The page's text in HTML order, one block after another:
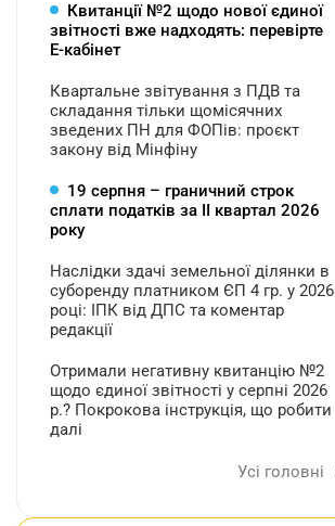
Квитанції №2 щодо нової єдиної
звітності вже надходять: перевірте
Е-кабінет
Квартальне звітування з ПДВ та
складання тільки щомісячних
зведених ПН для ФОПів: проєкт
закону від Мінфіну
19 серпня – граничний строк
сплати податків за ІI квартал 2026
року
Наслідки здачі земельної ділянки в
суборенду платником ЄП 4 гр. у 2026
році: ІПК від ДПС та коментар
редакції
Отримали негативну квитанцію №2
щодо єдиної звітності у серпні 2026
р.? Покрокова інструкція, що робити
далі
Усі головні